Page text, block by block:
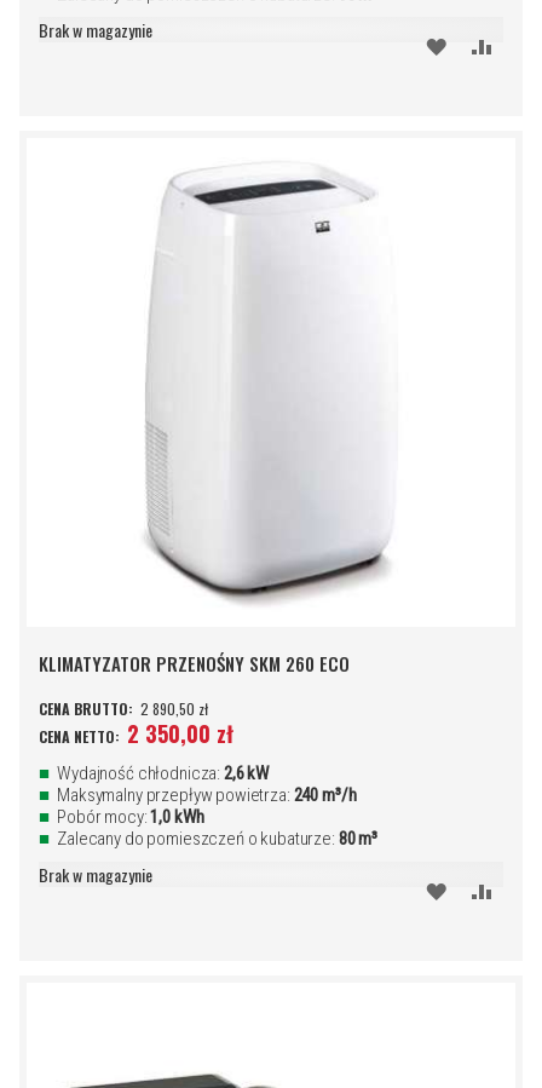
Brak w magazynie
DODAJ
KLIMATYZATOR PRZENOŚNY SKM 260 ECO
2 890,50 zł
2 350,00 zł
Wydajność chłodnicza: 2,6 kW
Maksymalny przepływ powietrza: 240 m³/h
Pobór mocy:1,0 kWh
Zalecany do pomieszczeń o kubaturze: 80 m³
Brak w magazynie
DODAJ